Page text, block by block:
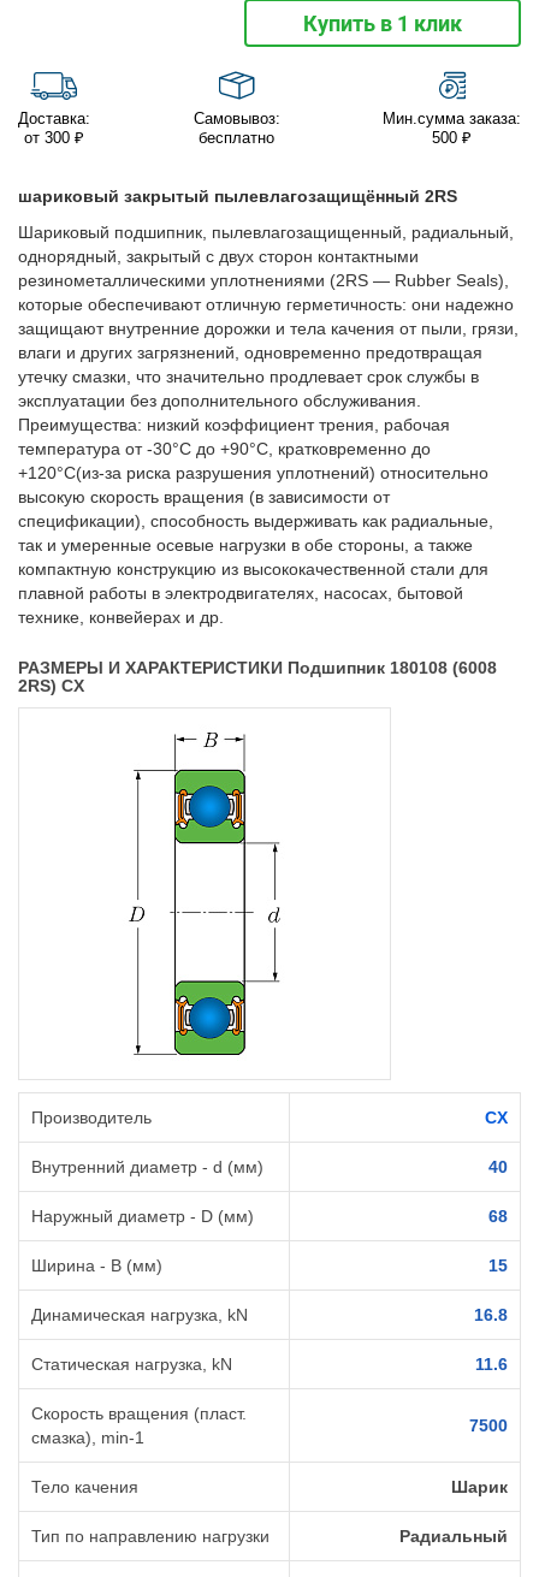
Купить в 1 клик
Доставка:
от 300 ₽
Самовывоз:
бесплатно
Мин.сумма заказа:
500 ₽
шариковый закрытый пылевлагозащищённый 2RS
Шариковый подшипник, пылевлагозащищенный, радиальный,
однорядный, закрытый с двух сторон контактными
резинометаллическими уплотнениями (2RS — Rubber Seals),
которые обеспечивают отличную герметичность: они надежно
защищают внутренние дорожки и тела качения от пыли, грязи,
влаги и других загрязнений, одновременно предотвращая
утечку смазки, что значительно продлевает срок службы в
эксплуатации без дополнительного обслуживания.
Преимущества: низкий коэффициент трения, рабочая
температура от -30°C до +90°C, кратковременно до
+120°C(из-за риска разрушения уплотнений) относительно
высокую скорость вращения (в зависимости от
спецификации), способность выдерживать как радиальные,
так и умеренные осевые нагрузки в обе стороны, а также
компактную конструкцию из высококачественной стали для
плавной работы в электродвигателях, насосах, бытовой
технике, конвейерах и др.
РАЗМЕРЫ И ХАРАКТЕРИСТИКИ Подшипник 180108 (6008
2RS) CX
Производитель CX
Внутренний диаметр - d (мм) 40
Наружный диаметр - D (мм) 68
Ширина - B (мм) 15
Динамическая нагрузка, kN 16.8
Статическая нагрузка, kN 11.6
Скорость вращения (пласт.
смазка), min-1
7500
Тело качения Шарик
Тип по направлению нагрузки Радиальный